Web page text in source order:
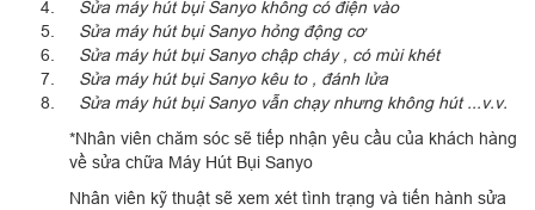
Sửa máy hút bụi Sanyo không có điện vào
Sửa máy hút bụi Sanyo hỏng động cơ
Sửa máy hút bụi Sanyo chập cháy , có mùi khét
Sửa máy hút bụi Sanyo kêu to , đánh lửa
Sửa máy hút bụi Sanyo vẫn chạy nhưng không hút ...v.v.
*Nhân viên chăm sóc sẽ tiếp nhận yêu cầu của khách hàng
về sửa chữa Máy Hút Bụi Sanyo
Nhân viên kỹ thuật sẽ xem xét tình trạng và tiến hành sửa